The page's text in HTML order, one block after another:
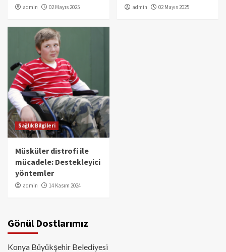
admin 02 Mayıs 2025 admin 02 Mayıs 2025
Sağlık Bilgileri
Müsküler distrofi ile
mücadele: Destekleyici
yöntemler
admin 14 Kasım 2024
Gönül Dostlarımız
Konya Büyükşehir Belediyesi